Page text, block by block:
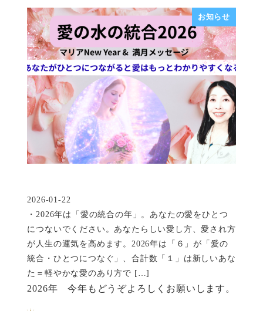
お知らせ
2026年 今年もどうぞよろしくお願いします。
・2026年は「愛の統合の年」。あなたの愛をひとつ
につないでください。あなたらしい愛し方、愛され方
が人生の運気を高めます。2026年は「６」が「愛の
統合・ひとつにつなぐ」、合計数「１」は新しいあな
た＝軽やかな愛のあり方で […]
2026-01-22